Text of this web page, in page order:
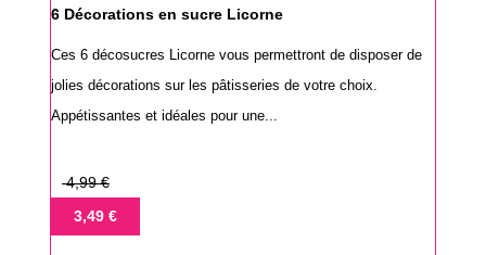
6 Décorations en sucre Licorne
Ces 6 décosucres Licorne vous permettront de disposer de
jolies décorations sur les pâtisseries de votre choix.
Appétissantes et idéales pour une...
Prix
base
4,99 €
Prix3,49 €